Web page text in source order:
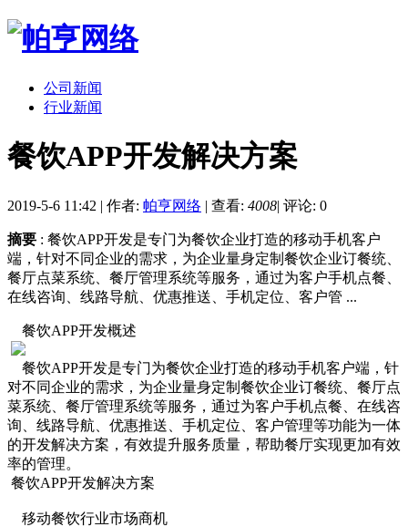
公司新闻
行业新闻
餐饮APP开发解决方案
2019-5-6 11:42 | 作者: 帕亨网络 | 查看: 4008| 评论: 0
摘要 : 餐饮APP开发是专门为餐饮企业打造的移动手机客户
端，针对不同企业的需求，为企业量身定制餐饮企业订餐统、
餐厅点菜系统、餐厅管理系统等服务，通过为客户手机点餐、
在线咨询、线路导航、优惠推送、手机定位、客户管 ...
餐饮APP开发概述
餐饮APP开发是专门为餐饮企业打造的移动手机客户端，针
对不同企业的需求，为企业量身定制餐饮企业订餐统、餐厅点
菜系统、餐厅管理系统等服务，通过为客户手机点餐、在线咨
询、线路导航、优惠推送、手机定位、客户管理等功能为一体
的开发解决方案，有效提升服务质量，帮助餐厅实现更加有效
率的管理。
餐饮APP开发解决方案
移动餐饮行业市场商机